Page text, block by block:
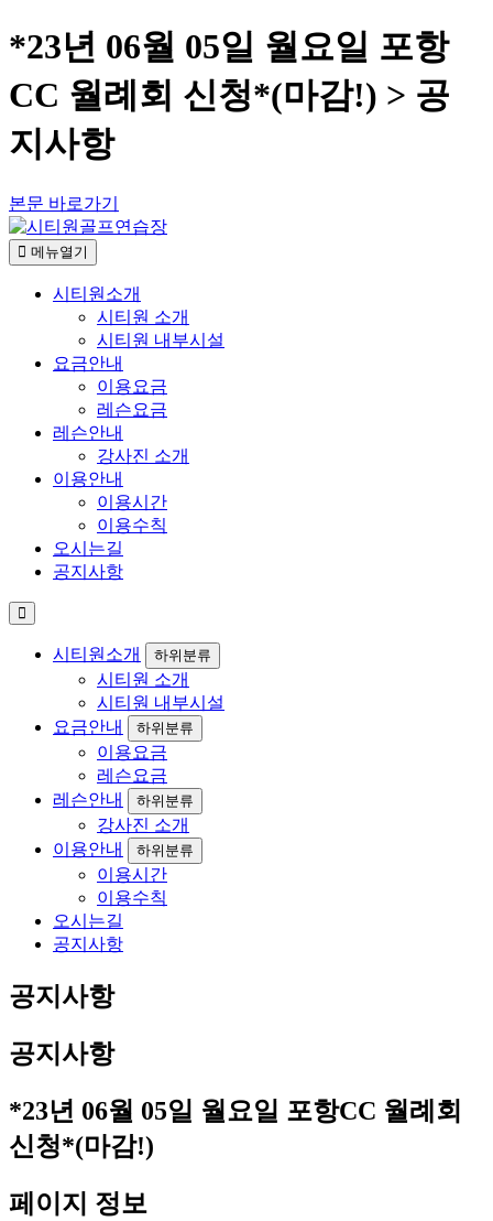
*23년 06월 05일 월요일 포항
CC 월례회 신청*(마감!) > 공
지사항
본문 바로가기
메뉴열기
시티원소개
시티원 소개
시티원 내부시설
요금안내
이용요금
레슨요금
레슨안내
강사진 소개
이용안내
이용시간
이용수칙
오시는길
공지사항
시티원소개 하위분류
시티원 소개
시티원 내부시설
요금안내
하위분류
이용요금
레슨요금
레슨안내
하위분류
강사진 소개
이용안내
하위분류
이용시간
이용수칙
오시는길
공지사항
공지사항
공지사항
*23년 06월 05일 월요일 포항CC 월례회
신청*(마감!)
페이지 정보